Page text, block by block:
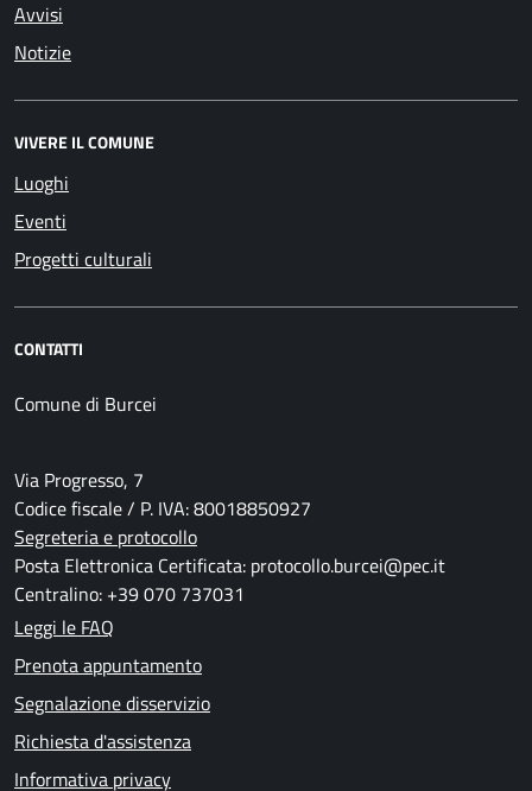
Avvisi
Notizie
VIVERE IL COMUNE
Luoghi
Eventi
Progetti culturali
CONTATTI
Comune di Burcei
Via Progresso, 7
Codice fiscale / P. IVA: 80018850927
Segreteria e protocollo
Posta Elettronica Certificata: protocollo.burcei@pec.it
Centralino: +39 070 737031
Leggi le FAQ
Prenota appuntamento
Segnalazione disservizio
Richiesta d'assistenza
Informativa privacy